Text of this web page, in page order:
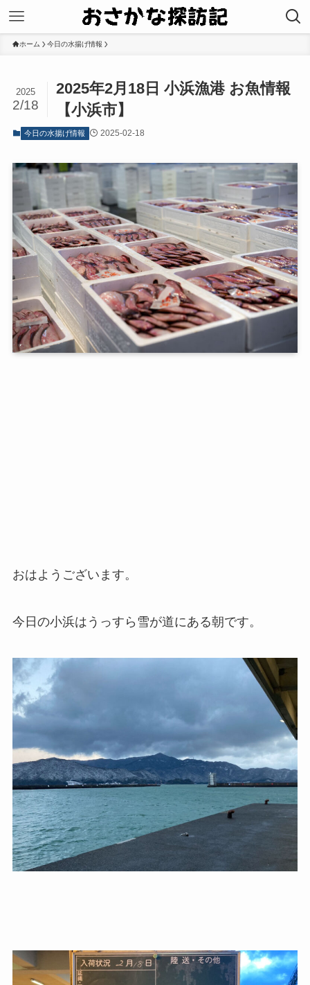
ホーム 今日の水揚げ情報
2025年2月18日 小浜漁港 お魚情報
【小浜市】
2025
2/18
今日の水揚げ情報 2025-02-18
おはようございます。
今日の小浜はうっすら雪が道にある朝です。